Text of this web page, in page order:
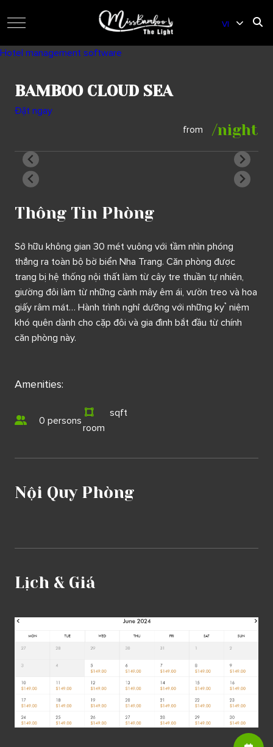
VI
Hotel management software
BAMBOO CLOUD SEA
Đặt ngay
from /night
Thông Tin Phòng
Sở hữu không gian 30 mét vuông với tầm nhìn phóng
thẳng ra toàn bộ bờ biển Nha Trang. Căn phòng được
trang bị hệ thống nội thất làm từ cây tre thuần tự nhiên,
giường đôi làm từ những cành mây êm ái, vườn treo và hoa
giấy râm mát… Hành trình nghỉ dưỡng với những kỷ niệm
khó quên dành cho cặp đôi và gia đình bắt đầu từ chính
căn phòng này.
Amenities:
0 persons
sqft
room
Nội Quy Phòng
Lịch & Giá